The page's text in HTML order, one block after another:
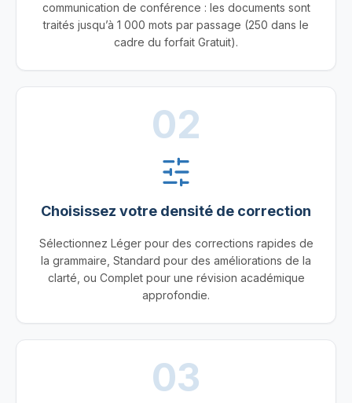
communication de conférence : les documents sont
traités jusqu’à 1 000 mots par passage (250 dans le
cadre du forfait Gratuit).
02
Choisissez votre densité de correction
Sélectionnez Léger pour des corrections rapides de
la grammaire, Standard pour des améliorations de la
clarté, ou Complet pour une révision académique
approfondie.
03